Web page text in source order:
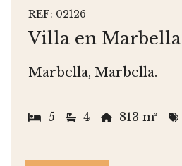
REF: 02126
Villa en Marbella
Marbella, Marbella.
5 4 813 m²